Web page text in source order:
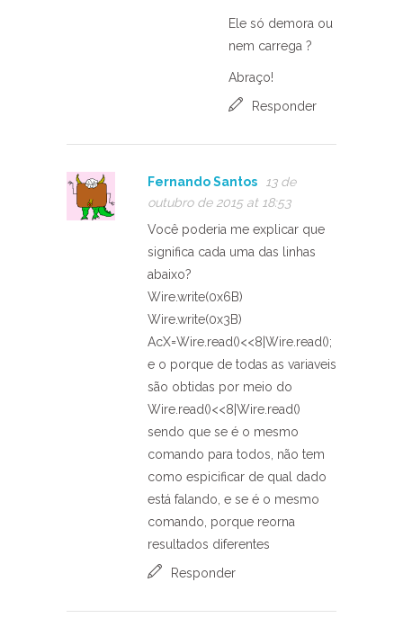
Ele só demora ou
nem carrega ?
Abraço!
Responder
Fernando Santos
13 de
outubro de 2015 at 18:53
Você poderia me explicar que
significa cada uma das linhas
abaixo?
Wire.write(0x6B)
Wire.write(0x3B)
AcX=Wire.read()<<8|Wire.read();
e o porque de todas as variaveis
são obtidas por meio do
Wire.read()<<8|Wire.read()
sendo que se é o mesmo
comando para todos, não tem
como espicificar de qual dado
está falando, e se é o mesmo
comando, porque reorna
resultados diferentes
Responder